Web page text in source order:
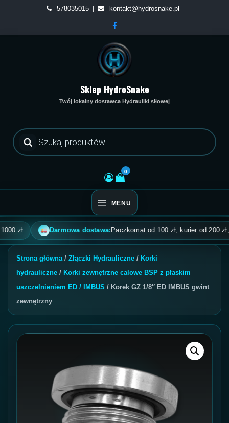
content
578035015 kontakt@hydrosnake.pl
Sklep HydroSnake
Twój lokalny dostawca Hydrauliki siłowej
Wyszukiwarka
produktów
0
MENU
Darmowa dostawa:Paczkomat od 100 zł, kurier od 200 zł,
Strona główna/ Złączki Hydrauliczne / Korki
hydrauliczne / Korki zewnętrzne calowe BSP z płaskim
uszczelnieniem ED / IMBUS / Korek GZ 1/8″ ED IMBUS gwint
zewnętrzny